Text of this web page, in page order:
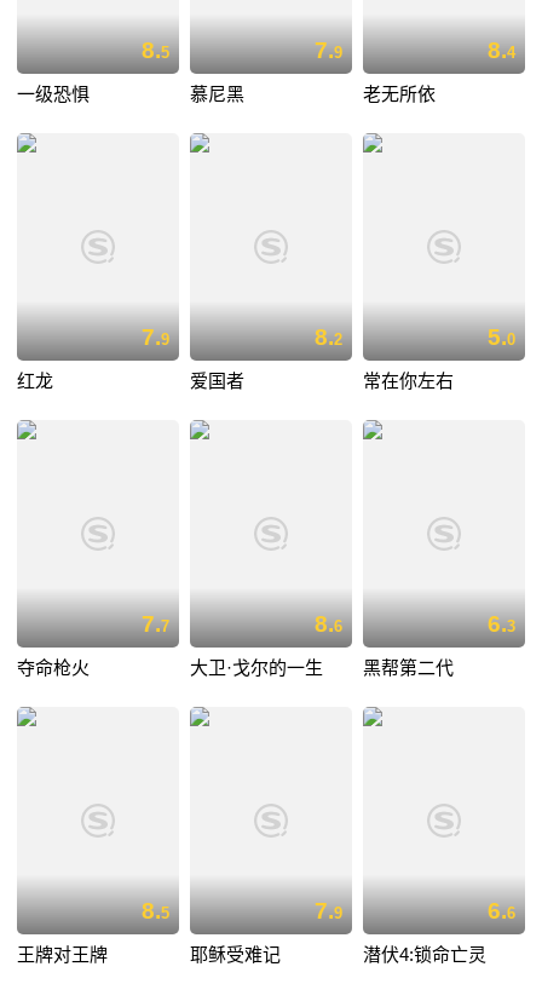
8.5
一级恐惧
7.9
慕尼黑
8.4
老无所依
7.9
红龙
8.2
爱国者
5.0
常在你左右
7.7
夺命枪火
8.6
大卫·戈尔的一生
6.3
黑帮第二代
8.5
王牌对王牌
7.9
耶稣受难记
6.6
潜伏4:锁命亡灵